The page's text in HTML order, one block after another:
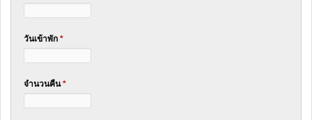
วันเข้าพัก *
จำนวนคืน*